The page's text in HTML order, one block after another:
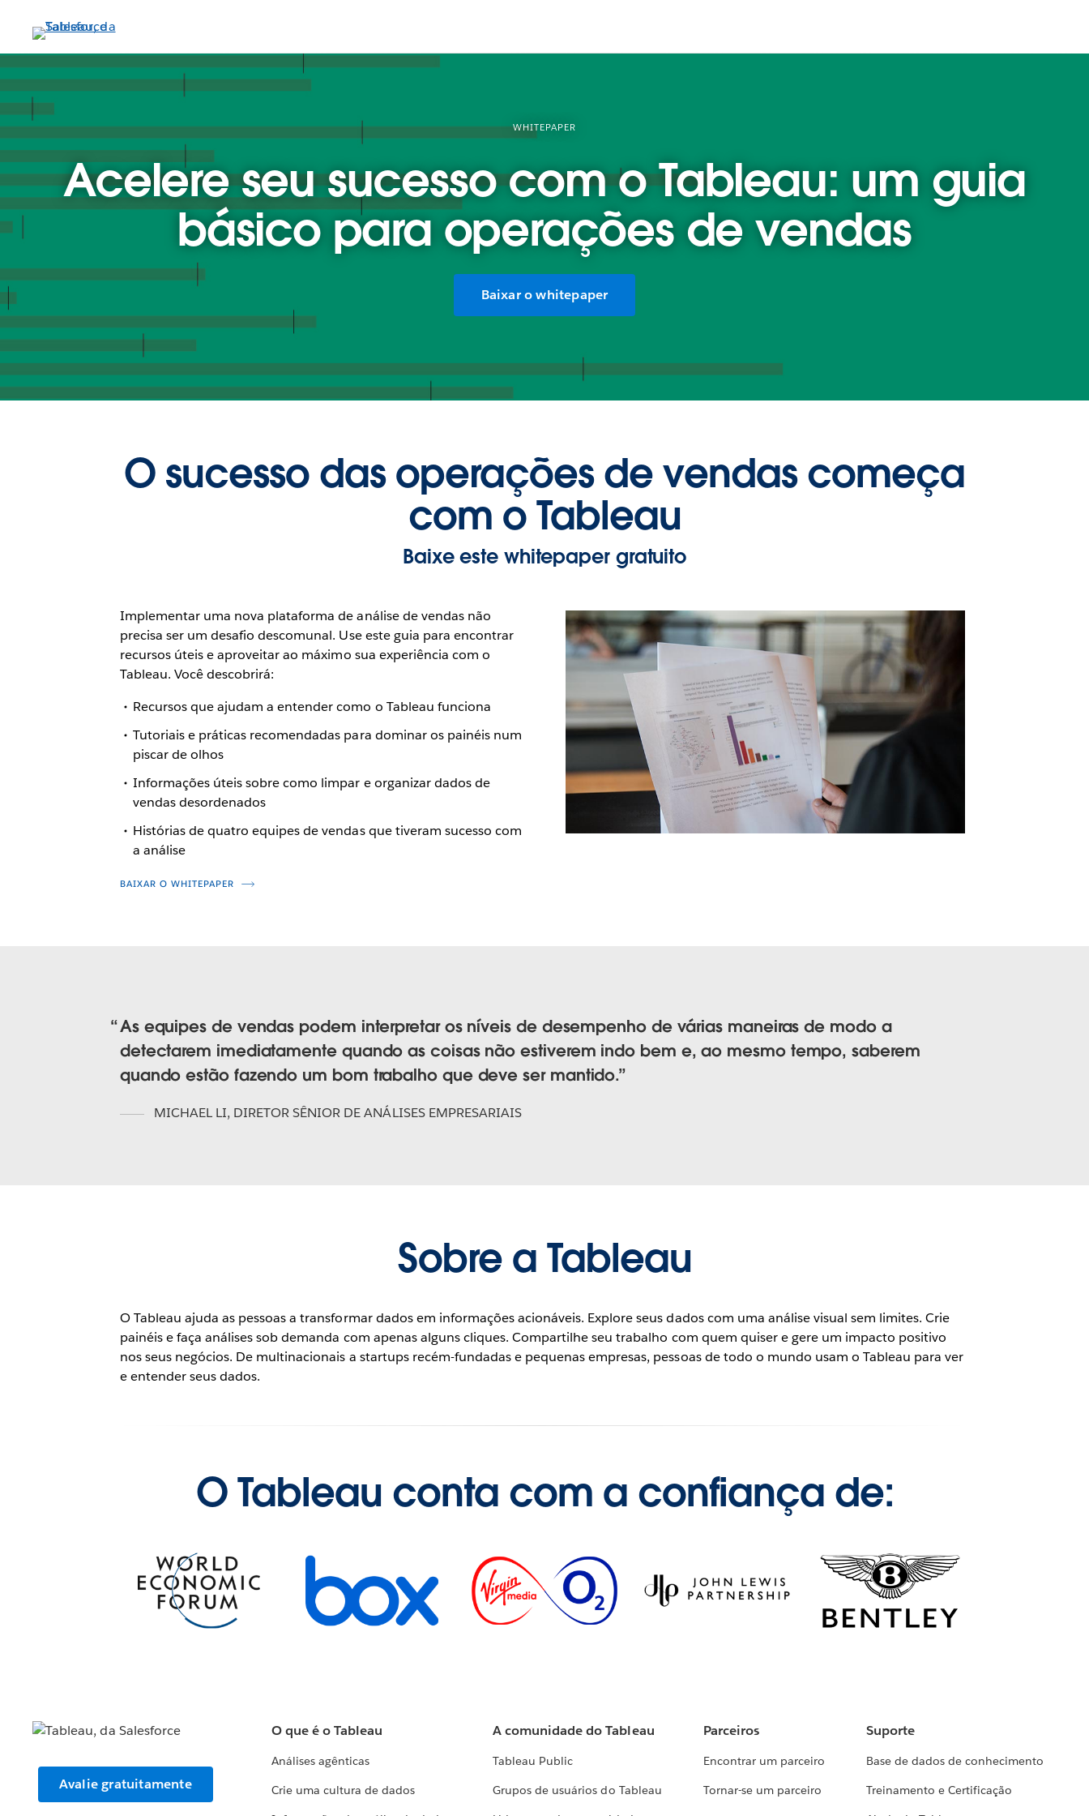
conteúdo
principal
WHITEPAPER
Acelere seu sucesso com o Tableau: um guia
básico para operações de vendas
Baixar o whitepaper
O sucesso das operações de vendas começa
com o Tableau
Baixe este whitepaper gratuito
Implementar uma nova plataforma de análise de vendas não
precisa ser um desafio descomunal. Use este guia para encontrar
recursos úteis e aproveitar ao máximo sua experiência com o
Tableau. Você descobrirá:
Recursos que ajudam a entender como o Tableau funciona
Tutoriais e práticas recomendadas para dominar os painéis num
piscar de olhos
Informações úteis sobre como limpar e organizar dados de
vendas desordenados
Histórias de quatro equipes de vendas que tiveram sucesso com
a análise
BAIXAR O WHITEPAPER
As equipes de vendas podem interpretar os níveis de desempenho de várias maneiras de modo a
detectarem imediatamente quando as coisas não estiverem indo bem e, ao mesmo tempo, saberem
quando estão fazendo um bom trabalho que deve ser mantido.
MICHAEL LI, DIRETOR SÊNIOR DE ANÁLISES EMPRESARIAIS
Sobre a Tableau
O Tableau ajuda as pessoas a transformar dados em informações acionáveis. Explore seus dados com uma análise visual sem limites. Crie
painéis e faça análises sob demanda com apenas alguns cliques. Compartilhe seu trabalho com quem quiser e gere um impacto positivo
nos seus negócios. De multinacionais a startups recém-fundadas e pequenas empresas, pessoas de todo o mundo usam o Tableau para ver
e entender seus dados.
O Tableau conta com a confiança de:
Avalie gratuitamente
O que é o Tableau
Análises agênticas
Crie uma cultura de dados
A comunidade do Tableau
Tableau Public
Grupos de usuários do Tableau
Parceiros
Encontrar um parceiro
Tornar-se um parceiro
Suporte
Base de dados de conhecimento
Treinamento e Certificação